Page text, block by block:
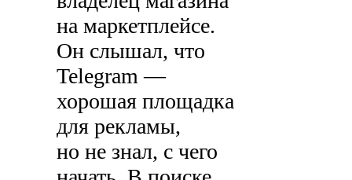
на маркетплейсе.
Он слышал, что
Telegram —
хорошая площадка
для рекламы,
но не знал, с чего